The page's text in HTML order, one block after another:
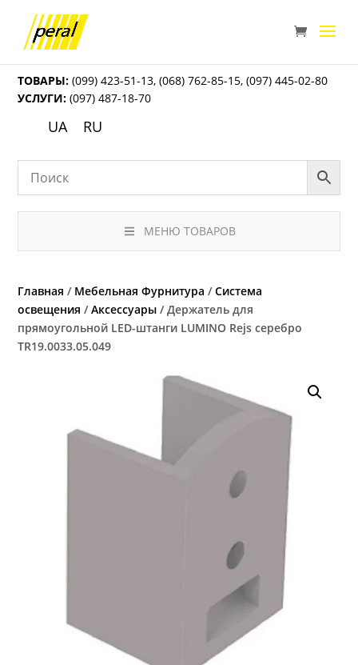
ТОВАРЫ: (099) 423-51-13,(068) 762-85-15,(097) 445-02-80
УСЛУГИ: (097) 487-18-70
UA RU
МЕНЮ ТОВАРОВ
Главная / Мебельная Фурнитура /Система
освещения /Аксессуары / Держатель для
прямоугольной LED-штанги LUMINO Rejs серебро
TR19.0033.05.049